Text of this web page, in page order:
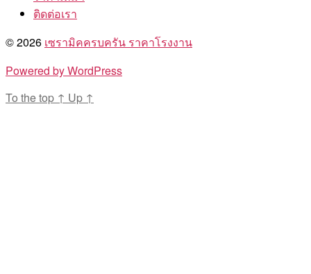
ติดต่อเรา
© 2026 เซรามิคครบครัน ราคาโรงงาน
Powered by WordPress
To the top ↑ Up ↑